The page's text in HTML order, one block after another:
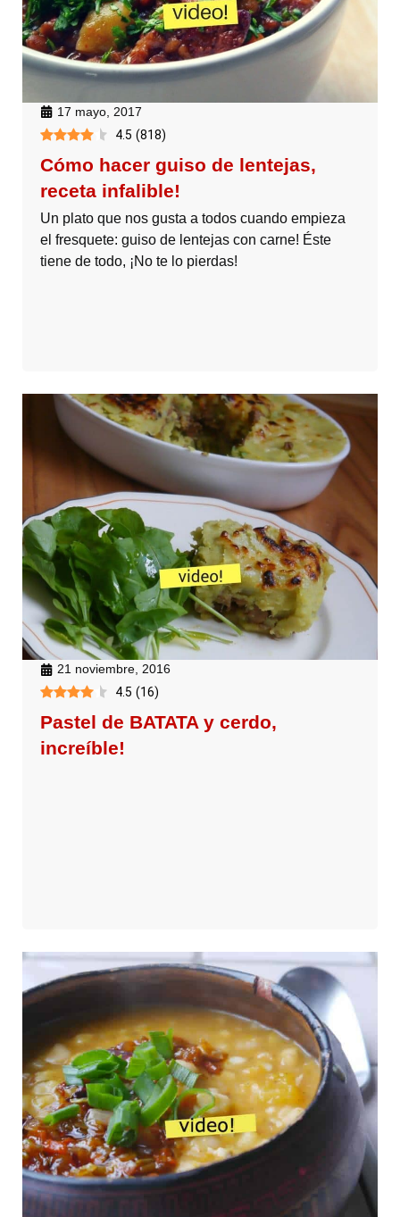
17 mayo, 2017
4.5 (818)
Cómo hacer guiso de lentejas,
receta infalible!
Un plato que nos gusta a todos cuando empieza
el fresquete: guiso de lentejas con carne! Éste
tiene de todo, ¡No te lo pierdas!
21 noviembre, 2016
4.5 (16)
Pastel de BATATA y cerdo,
increíble!